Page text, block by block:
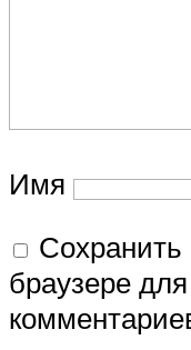
Имя
браузере